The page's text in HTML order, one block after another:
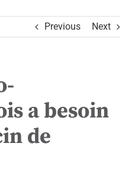
Previous Next
a besoin
de